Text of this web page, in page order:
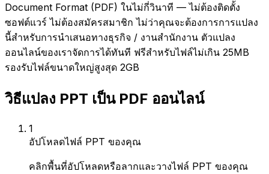
Document Format (PDF) ในไม่กี่วินาที — ไม่ต้องติดตั้ง
ซอฟต์แวร์ ไม่ต้องสมัครสมาชิก ไม่ว่าคุณจะต้องการการแปลง
นี้สำหรับการนำเสนอทางธุรกิจ / งานสำนักงาน ตัวแปลง
ออนไลน์ของเราจัดการได้ทันที ฟรีสำหรับไฟล์ไม่เกิน 25MB
รองรับไฟล์ขนาดใหญ่สูงสุด 2GB
วิธีแปลง PPT เป็น PDF ออนไลน์
1
อัปโหลดไฟล์ PPT ของคุณ
คลิกพื้นที่อัปโหลดหรือลากและวางไฟล์ PPT ของคุณ